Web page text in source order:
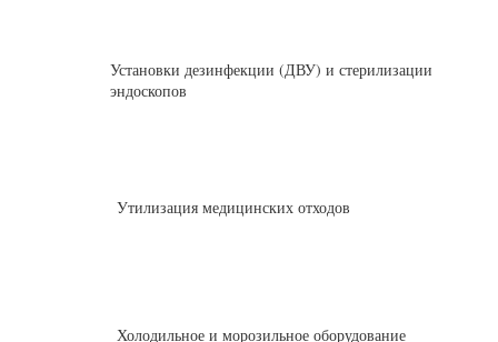
Установки дезинфекции (ДВУ) и стерилизации
эндоскопов
Утилизация медицинских отходов
Холодильное и морозильное оборудование